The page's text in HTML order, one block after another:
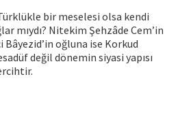
bir meselesi olsa kendi
mıydı? Nitekim Şehzâde Cem’in
oğluna ise Korkud
değil dönemin siyasi yapısı